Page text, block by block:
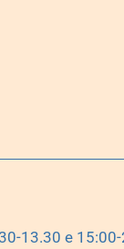
13.30 e